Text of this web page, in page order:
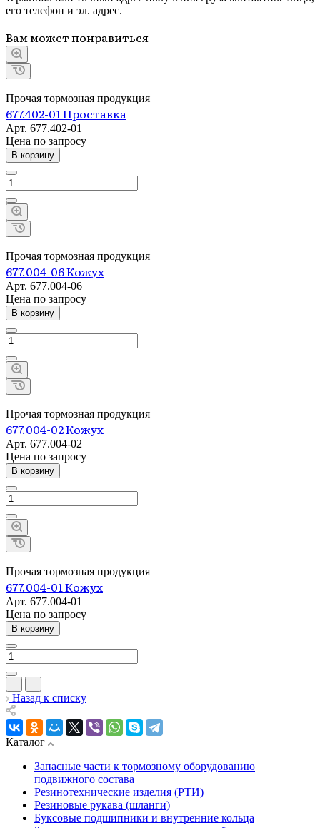
его телефон и эл. адрес.
Вам может понравиться
Прочая тормозная продукция
677.402-01 Проставка
Арт. 677.402-01
Цена по запросу
В корзину
Прочая тормозная продукция
677.004-06 Кожух
Арт. 677.004-06
Цена по запросу
В корзину
Прочая тормозная продукция
677.004-02 Кожух
Арт. 677.004-02
Цена по запросу
В корзину
Прочая тормозная продукция
677.004-01 Кожух
Арт. 677.004-01
Цена по запросу
В корзину
Назад к списку
Каталог
Запасные части к тормозному оборудованию
подвижного состава
Резинотехнические изделия (РТИ)
Резиновые рукава (шланги)
Буксовые подшипники и внутренние кольца